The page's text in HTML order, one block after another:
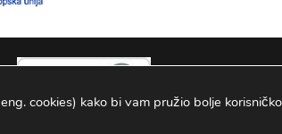
cookies) kako bi vam pružio bolje